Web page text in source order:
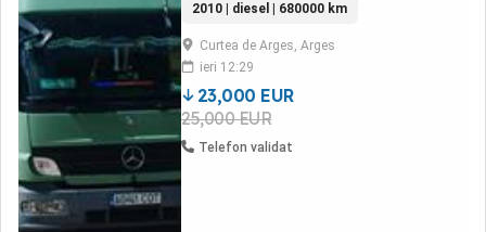
cp, tachograf digital , incalzitor webasto , 798
000 km lift hidraulic,structura galvanizata ,
remorca vaap, 3500 kg maxim autorizata , an
fabricatie 2014.
2010 | diesel | 680000 km
Curtea de Arges, Arges
ieri 12:29
23,000 EUR
25,000 EUR
Telefon validat